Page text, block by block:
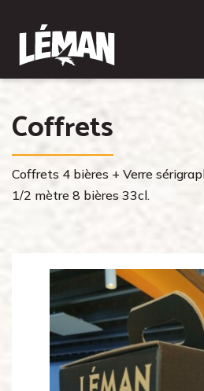
Coffrets
Coffrets 4 bières + Verre
1/2 mètre 8 bières 33cl.